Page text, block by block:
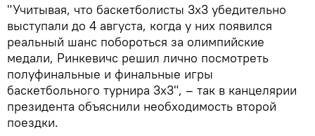
"Учитывая, что баскетболисты 3х3 убедительно
выступали до 4 августа, когда у них появился
реальный шанс побороться за олимпийские
медали, Ринкевичс решил лично посмотреть
полуфинальные и финальные игры
баскетбольного турнира 3х3", – так в канцелярии
президента объяснили необходимость второй
поездки.